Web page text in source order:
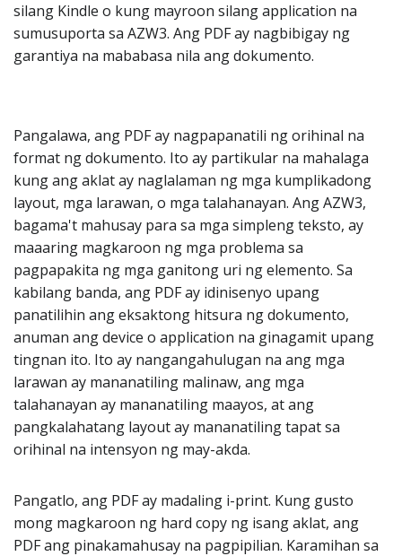
silang Kindle o kung mayroon silang application na
sumusuporta sa AZW3. Ang PDF ay nagbibigay ng
garantiya na mababasa nila ang dokumento.
Pangalawa, ang PDF ay nagpapanatili ng orihinal na
format ng dokumento. Ito ay partikular na mahalaga
kung ang aklat ay naglalaman ng mga kumplikadong
layout, mga larawan, o mga talahanayan. Ang AZW3,
bagama't mahusay para sa mga simpleng teksto, ay
maaaring magkaroon ng mga problema sa
pagpapakita ng mga ganitong uri ng elemento. Sa
kabilang banda, ang PDF ay idinisenyo upang
panatilihin ang eksaktong hitsura ng dokumento,
anuman ang device o application na ginagamit upang
tingnan ito. Ito ay nangangahulugan na ang mga
larawan ay mananatiling malinaw, ang mga
talahanayan ay mananatiling maayos, at ang
pangkalahatang layout ay mananatiling tapat sa
orihinal na intensyon ng may-akda.
Pangatlo, ang PDF ay madaling i-print. Kung gusto
mong magkaroon ng hard copy ng isang aklat, ang
PDF ang pinakamahusay na pagpipilian. Karamihan sa